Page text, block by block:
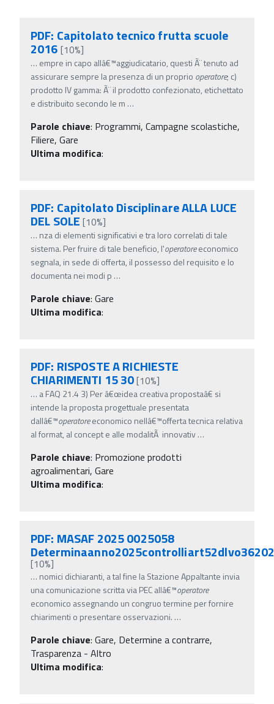
PDF: Capitolato tecnico frutta scuole
2016 [10%]
… empre in capo allâ€™aggiudicatario, questi Ã¨ tenuto ad
assicurare sempre la presenza di un proprio operatore; c)
prodotto IV gamma: Ã¨ il prodotto confezionato, etichettato
e distribuito secondo le m …
Parole chiave: Programmi, Campagne scolastiche,
Filiere, Gare
Ultima modifica:
PDF: Capitolato Disciplinare ALLA LUCE
DEL SOLE [10%]
… nza di elementi significativi e tra loro correlati di tale
sistema. Per fruire di tale beneficio, l'operatoreeconomico
segnala, in sede di offerta, il possesso del requisito e lo
documenta nei modi p …
Parole chiave: Gare
Ultima modifica:
PDF: RISPOSTE A RICHIESTE
CHIARIMENTI 15 30[10%]
… a FAQ 21.4 3) Per â€œidea creativa propostaâ€ si
intende la proposta progettuale presentata
dallâ€™operatoreeconomico nellâ€™offerta tecnica relativa
al format, al concept e alle modalitÃ innovativ…
Parole chiave: Promozione prodotti
agroalimentari, Gare
Ultima modifica:
PDF: MASAF 2025 0025058
[10%]
… nomici dichiaranti, a tal fine la Stazione Appaltante invia
una comunicazione scritta via PEC allâ€™operatore
economico assegnando un congruo termine per fornire
chiarimenti o presentare osservazioni. …
Parole chiave: Gare, Determine a contrarre,
Trasparenza - Altro
Ultima modifica: